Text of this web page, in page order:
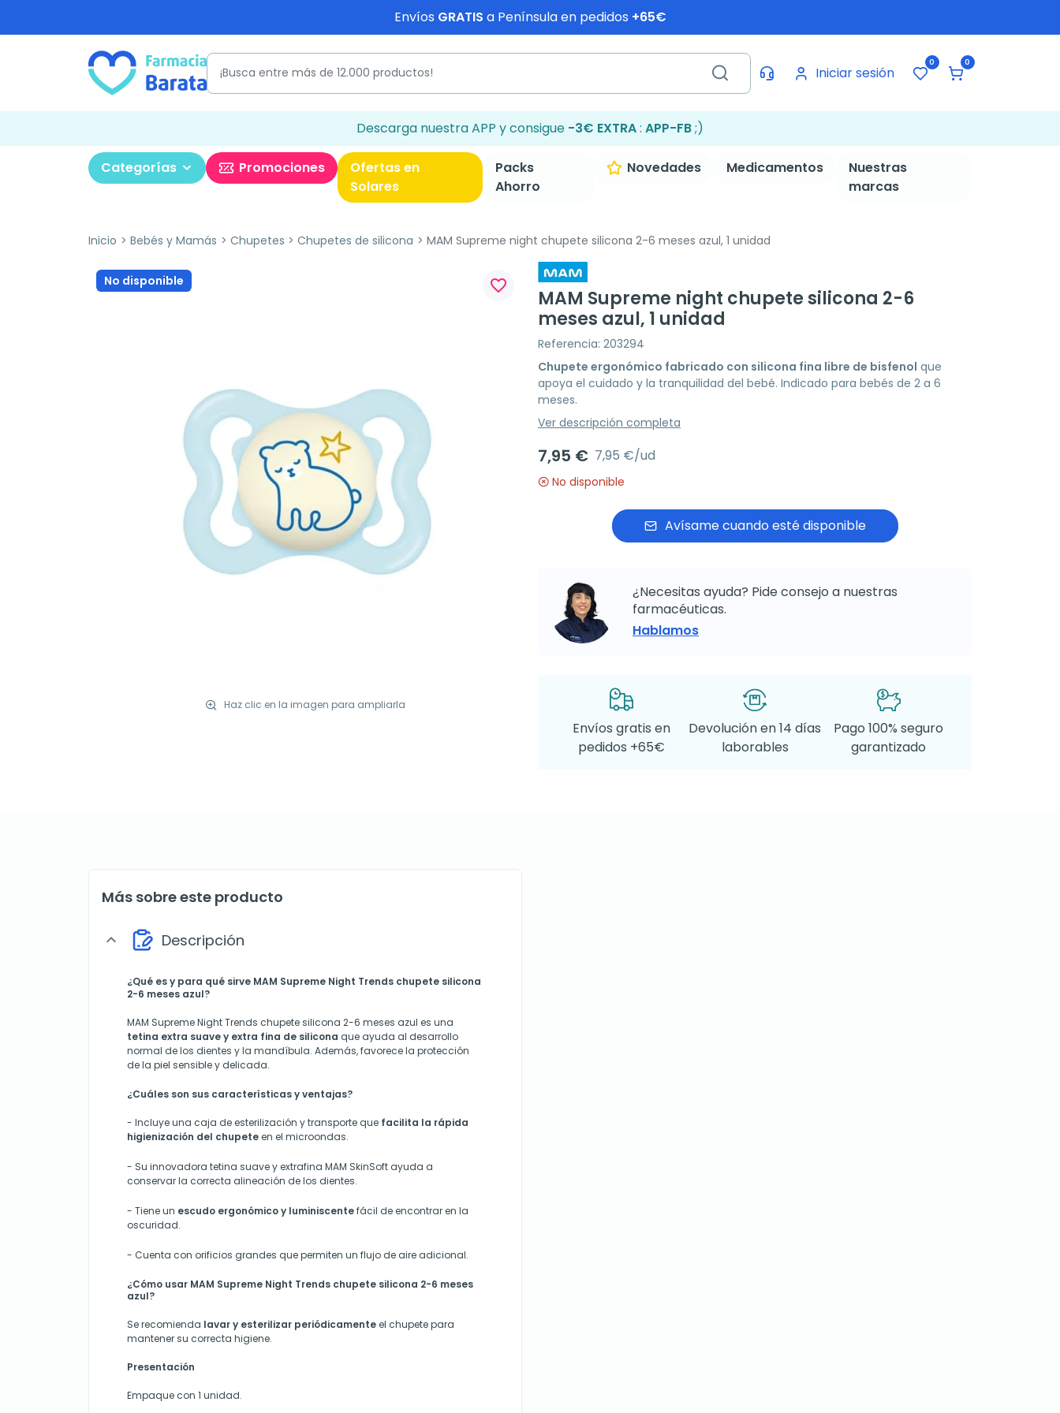
Envíos GRATIS a Península en pedidos +65€
Iniciar sesión
0 0
Descarga nuestra APP y consigue -3€ EXTRA: APP-FB;)
Categorías Promociones
Ofertas en
Solares
Packs
Ahorro
Novedades Medicamentos
Nuestras
marcas
Inicio Bebés y Mamás Chupetes Chupetes de silicona MAM Supreme night chupete silicona 2-6 meses azul, 1 unidad
No disponible
Haz clic en la imagen para ampliarla
favorite_border
MAM Supreme night chupete silicona 2-6
meses azul, 1 unidad
Referencia: 203294
Chupete ergonómico fabricado con silicona fina libre de bisfenol que
apoya el cuidado y la tranquilidad del bebé. Indicado para bebés de 2 a 6
meses.
Ver descripción completa
7,95 € 7,95 €/ud
No disponible
Avísame cuando esté disponible
¿Necesitas ayuda? Pide consejo a nuestras
farmacéuticas.
Hablamos
Envíos gratis en
pedidos +65€
Devolución en 14 días
laborables
Pago 100% seguro
garantizado
Más sobre este producto
expand_more Descripción
¿Qué es y para qué sirve MAM Supreme Night Trends chupete silicona
2-6 meses azul?
MAM Supreme Night Trends chupete silicona 2-6 meses azul es una
tetina extra suave y extra fina de silicona que ayuda al desarrollo
normal de los dientes y la mandíbula. Además, favorece la protección
de la piel sensible y delicada.
¿Cuáles son sus características y ventajas?
- Incluye una caja de esterilización y transporte que facilita la rápida
higienización del chupeteen el microondas.
- Su innovadora tetina suave y extrafina MAM SkinSoft ayuda a
conservar la correcta alineación de los dientes.
- Tiene un escudo ergonómico y luminiscentefácil de encontrar en la
oscuridad.
- Cuenta con orificios grandes que permiten un flujo de aire adicional.
¿Cómo usar MAM Supreme Night Trends chupete silicona 2-6 meses
azul?
Se recomienda lavar y esterilizar periódicamenteel chupete para
mantener su correcta higiene.
Presentación
Empaque con 1 unidad.